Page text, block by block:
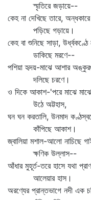
স্মৃতিরে জড়ায়ে--
কেহ না দেখিছে তারে,
পড়িছে গড়ায়ে।
কেহ বা শুনিছে সাড়া, উর্ধ্বকণ্ঠে
ডাকিছে মরণে--
পশিয়া হৃদয়-মাঝে আশার
দলিছে চরণে।
ও দিকে আকাশ-'পরে মাঝে
উঠে অট্টহাস,
ঘন ঘন করতালি, উনমাদ
কাঁপিছে আকাশ।
জ্বালিয়া মশাল-আলো নাচিছে
ক্ষণিক উল্লাস--
আঁধার মুহূর্ত-তরে হাসে যথা
আলেয়ার হাস।
অরণ্যের প্রান্তভাগে নদী এক